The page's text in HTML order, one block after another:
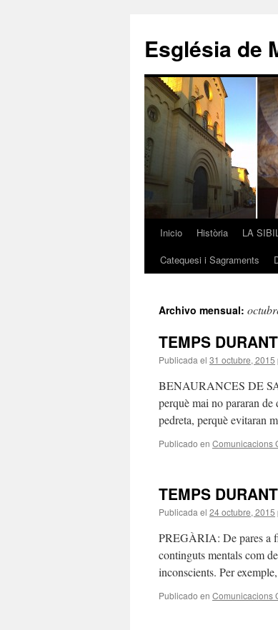
contenido
Església de
Inicio Història LA
Catequesi i Sagraments
Archivo mensual:
TEMPS
Publicada el 31 octubre, 2015
BENAURANCES DE
perquè mai no pararan
pedreta, perquè evitaran
Publicado en Comunicacions
TEMPS
Publicada el 24 octubre, 2015
PREGÀRIA: De pares a
continguts mentals com
inconscients. Per
Publicado en Comunicacions